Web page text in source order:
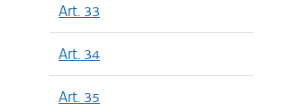
Art. 33
Art. 34
Art. 35